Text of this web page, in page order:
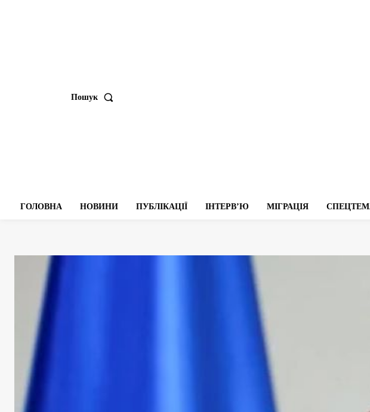
Пошук
ГОЛОВНА НОВИНИ ПУБЛІКАЦІЇ ІНТЕРВʼЮ МІГРАЦІЯ